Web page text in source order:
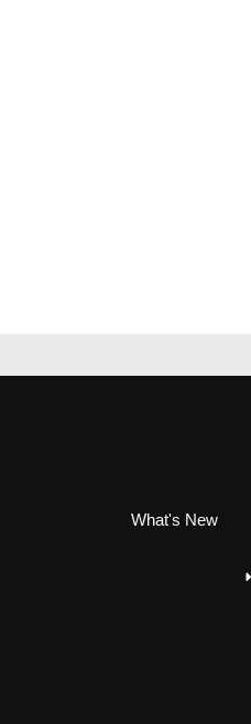
What's New